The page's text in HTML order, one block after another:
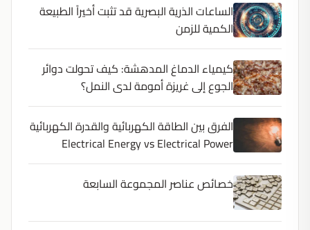
الساعات الذرية البصرية قد تثبت أخيراً الطبيعة
الكمية للزمن
كيمياء الدماغ المدهشة: كيف تحولت دوائر
الجوع إلى غريزة أمومة لدى النمل؟
الفرق بين الطاقة الكهربائية والقدرة الكهربائية
Electrical Energy vs Electrical Power
خصائص عناصر المجموعة السابعة